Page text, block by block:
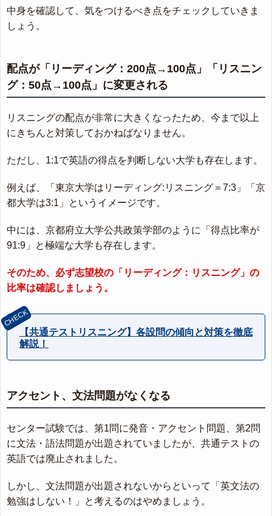
中身を確認して、気をつけるべき点をチェックしていきま
しょう。
配点が「リーディング：200点→100点」「リスニン
グ：50点→100点」に変更される
リスニングの配点が非常に大きくなったため、今まで以上
にきちんと対策しておかねばなりません。
ただし、1:1で英語の得点を判断しない大学も存在します。
例えば、「東京大学はリーディング:リスニング＝7:3」「京
都大学は3:1」というイメージです。
中には、京都府立大学公共政策学部のように「得点比率が
91:9」と極端な大学も存在します。
そのため、必ず志望校の「リーディング：リスニング」の
比率は確認しましょう。
【共通テストリスニング】各設問の傾向と対策を徹底
解説！
アクセント、文法問題がなくなる
センター試験では、第1問に発音・アクセント問題、第2問
に文法・語法問題が出題されていましたが、共通テストの
英語では廃止されました。
しかし、文法問題が出題されないからといって「英文法の
勉強はしない！」と考えるのはやめましょう。